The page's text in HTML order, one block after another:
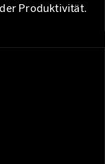
Produktivität.